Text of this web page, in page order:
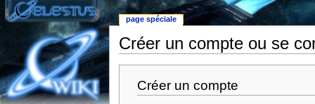
Créer un compte ou se
Créer un compte
page spéciale